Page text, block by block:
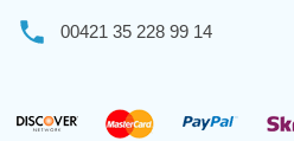
00421 35 228 99 14